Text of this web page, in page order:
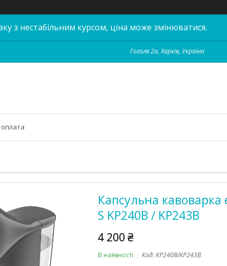
з нестабільним курсом, ціна може змінюватися.
Гоголя 2а, Харків, Україна
оплата
Капсульна кавоварка
S KP240B / KP243B
4 200 ₴
В наявності Код:KP240B/KP243B